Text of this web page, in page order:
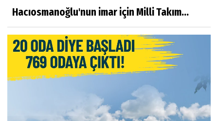
Hacıosmanoğlu'nun imar için Milli Takım...